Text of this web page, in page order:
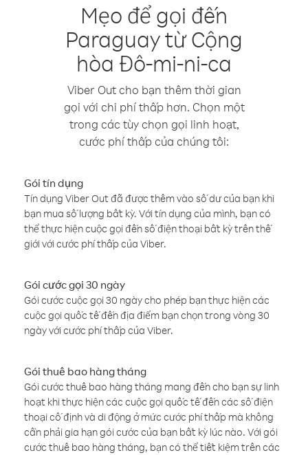
Mẹo để gọi đến
Paraguay từ Cộng
hòa Đô-mi-ni-ca
Viber Out cho bạn thêm thời gian
gọi với chi phí thấp hơn. Chọn một
trong các tùy chọn gọi linh hoạt,
cước phí thấp của chúng tôi:
Gói tín dụng
Tín dụng Viber Out đã được thêm vào số dư của bạn khi
bạn mua số lượng bất kỳ. Với tín dụng của mình, bạn có
thể thực hiện cuộc gọi đến số điện thoại bất kỳ trên thế
giới với cước phí thấp của Viber.
Gói cước gọi 30 ngày
Gói cước cuộc gọi 30 ngày cho phép bạn thực hiện các
cuộc gọi quốc tế đến địa điểm bạn chọn trong vòng 30
ngày với cước phí thấp của Viber.
Gói thuê bao hàng tháng
Gói cước thuê bao hàng tháng mang đến cho bạn sự linh
hoạt khi thực hiện các cuộc gọi quốc tế đến các số điện
thoại cố định và di động ở mức cước phí thấp mà không
cần phải gia hạn gói cước của bạn bất kỳ lúc nào. Với gói
cước thuê bao hàng tháng, bạn có thể tiết kiệm trên các